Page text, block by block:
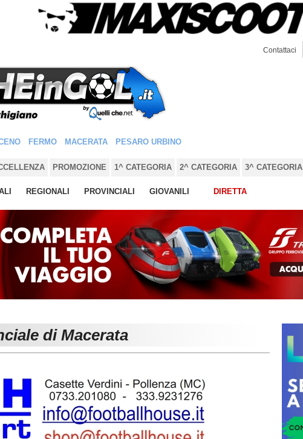
Contattaci
FERMO MACERATA PESARO URBINO
PROMOZIONE 1^ CATEGORIA 2^ CATEGORIA 3^ CATEGORIA
REGIONALI PROVINCIALI GIOVANILI DIRETTA
di Macerata